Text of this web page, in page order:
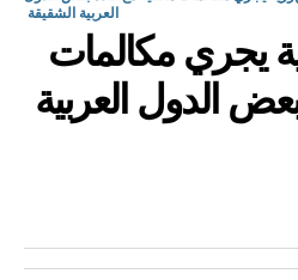
العربية الشقيقة
يجري مكالمات
الدول العربية